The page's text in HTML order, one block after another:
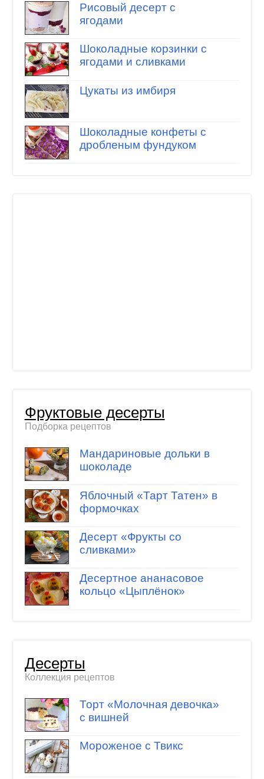
Рисовый десерт с
ягодами
Шоколадные корзинки с
ягодами и сливками
Цукаты из имбиря
Шоколадные конфеты с
дробленым фундуком
Фруктовые десерты
Подборка рецептов
Мандариновые дольки в
шоколаде
Яблочный «Тарт Татен» в
формочках
Десерт «Фрукты со
сливками»
Десертное ананасовое
кольцо «Цыплёнок»
Десерты
Коллекция рецептов
Торт «Молочная девочка»
с вишней
Мороженое с Твикс